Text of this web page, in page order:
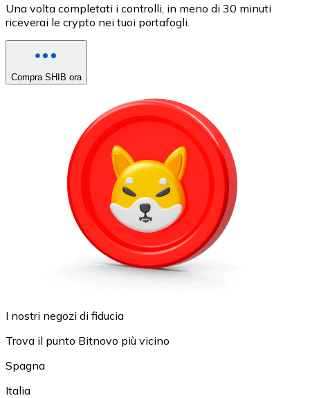
Una volta completati i controlli, in meno di 30 minuti
riceverai le crypto nei tuoi portafogli.
Compra SHIB ora
I nostri negozi di fiducia
Trova il punto Bitnovo più vicino
Spagna
Italia